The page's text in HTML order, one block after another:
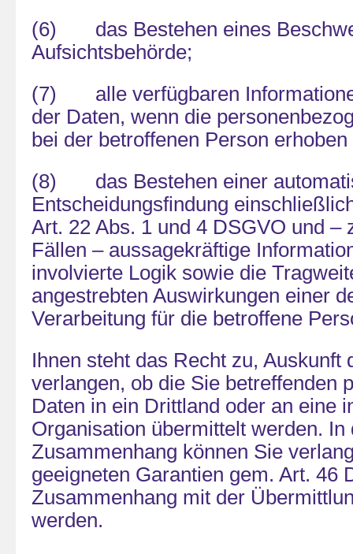
(6) das Bestehen eines
Aufsichtsbehörde;
(7) alle verfügbaren
der Daten, wenn die
bei der betroffenen Person
(8) das Bestehen einer
Entscheidungsfindung
Art. 22 Abs. 1 und 4 DSGVO und –
Fällen – aussagekräftige
involvierte Logik sowie die
angestrebten Auswirkungen einer
Verarbeitung für die betroffene
Ihnen steht das Recht zu, Auskunft
verlangen, ob die Sie betreffenden
Daten in ein Drittland oder an eine
Organisation übermittelt werden. In
Zusammenhang können Sie
geeigneten Garantien gem. Art. 46
Zusammenhang mit der
werden.